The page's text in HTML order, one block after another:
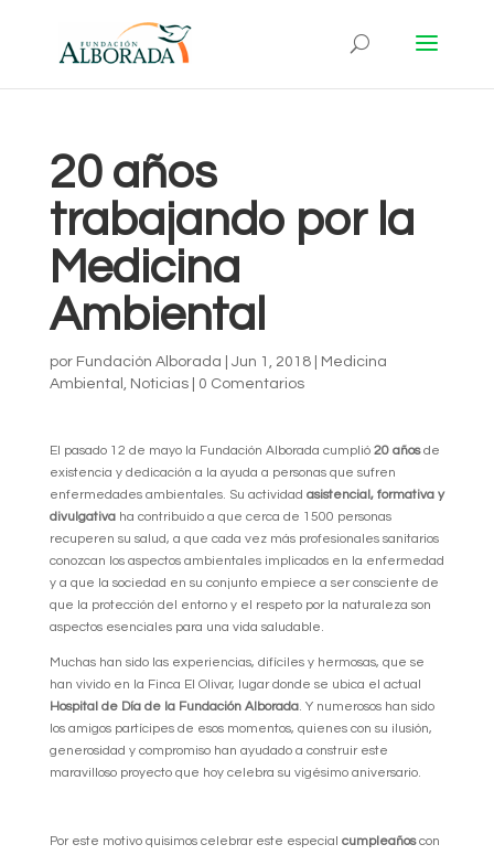
20 años
trabajando por la
Medicina
Ambiental
por Fundación Alborada Jun 1, 2018|
Medicina
Ambiental , Noticias| 0 Comentarios
El pasado 12 de mayo la Fundación Alborada cumplió 20 añosde
existencia y dedicación a la ayuda a personas que sufren
enfermedades ambientales. Su actividad asistencial, formativa y
divulgativaha contribuido a que cerca de 1500 personas
recuperen su salud, a que cada vez más profesionales sanitarios
conozcan los aspectos ambientales implicados en la enfermedad
y a que la sociedad en su conjunto empiece a ser consciente de
que la protección del entorno y el respeto por la naturaleza son
aspectos esenciales para una vida saludable.
Muchas han sido las experiencias, difíciles y hermosas, que se
han vivido en la Finca El Olivar, lugar donde se ubica el actual
Hospital de Día de la Fundación Alborada. Y numerosos han sido
los amigos partícipes de esos momentos, quienes con su ilusión,
generosidad y compromiso han ayudado a construir este
maravilloso proyecto que hoy celebra su vigésimo aniversario.
Por este motivo quisimos celebrar este especial cumpleañoscon